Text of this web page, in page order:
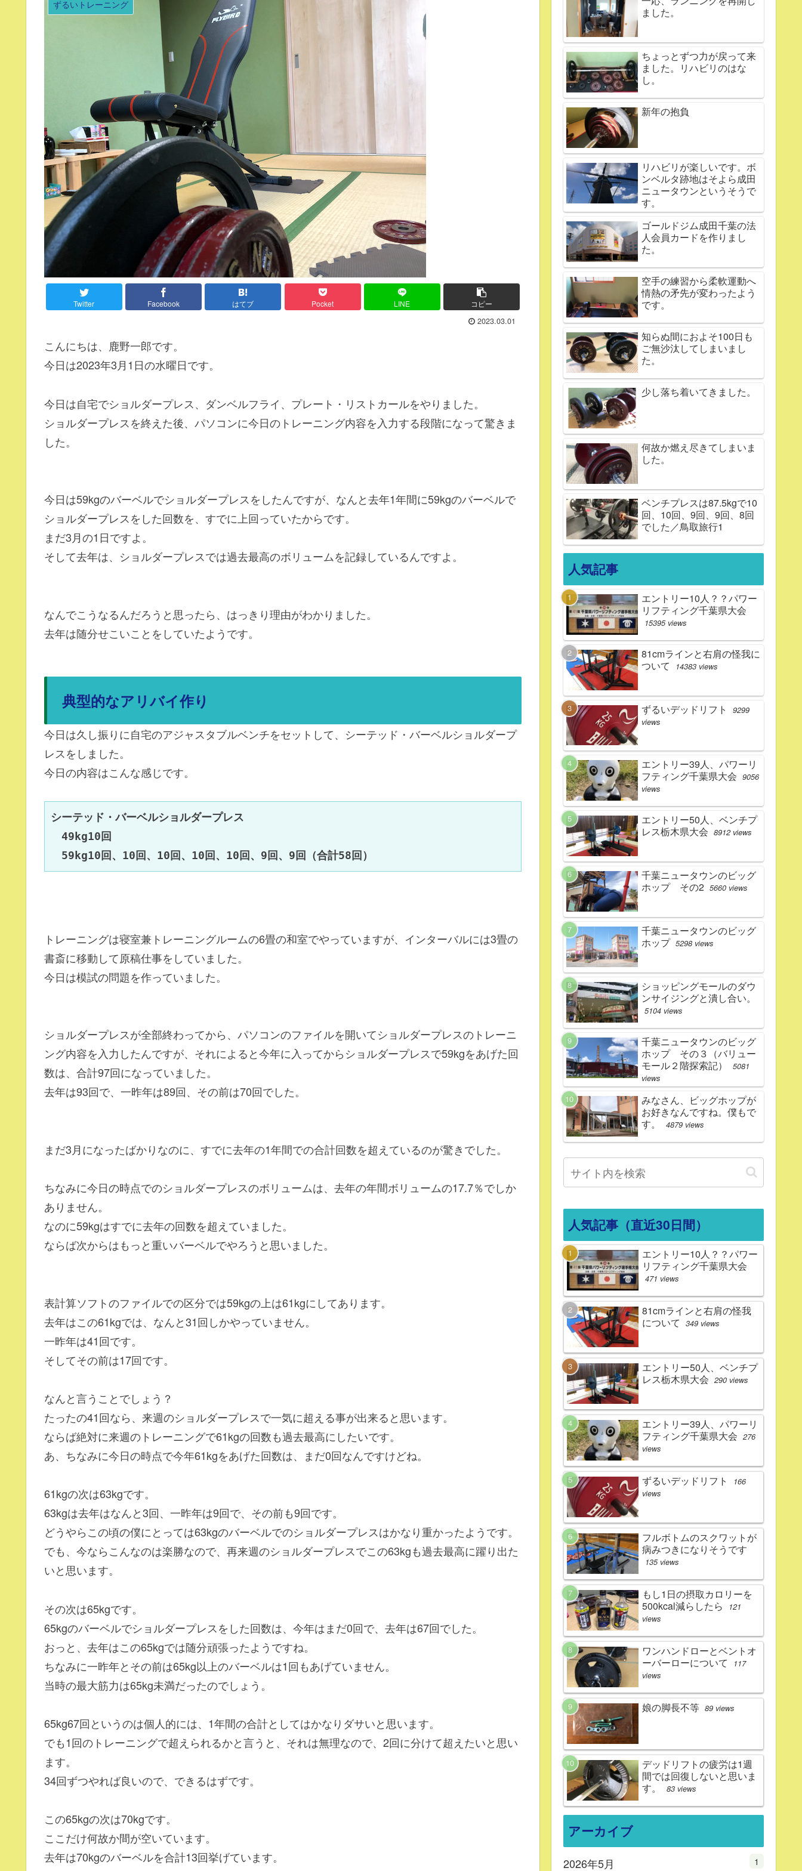
ずるいトレーニング
Twitter Facebook はてブ Pocket LINE コピー
2023.03.01
こんにちは、鹿野一郎です。
今日は2023年3月1日の水曜日です。
今日は自宅でショルダープレス、ダンベルフライ、プレート・リストカールをやりました。
ショルダープレスを終えた後、パソコンに今日のトレーニング内容を入力する段階になって驚きま
した。
今日は59kgのバーベルでショルダープレスをしたんですが、なんと去年1年間に59kgのバーベルで
ショルダープレスをした回数を、すでに上回っていたからです。
まだ3月の1日ですよ。
そして去年は、ショルダープレスでは過去最高のボリュームを記録しているんですよ。
なんでこうなるんだろうと思ったら、はっきり理由がわかりました。
去年は随分せこいことをしていたようです。
典型的なアリバイ作り
今日は久し振りに自宅のアジャスタブルベンチをセットして、シーテッド・バーベルショルダープ
レスをしました。
今日の内容はこんな感じです。
シーテッド・バーベルショルダープレス
49kg10回
トレーニングは寝室兼トレーニングルームの6畳の和室でやっていますが、インターバルには3畳の
書斎に移動して原稿仕事をしていました。
今日は模試の問題を作っていました。
ショルダープレスが全部終わってから、パソコンのファイルを開いてショルダープレスのトレーニ
ング内容を入力したんですが、それによると今年に入ってからショルダープレスで59kgをあげた回
数は、合計97回になっていました。
去年は93回で、一昨年は89回、その前は70回でした。
まだ3月になったばかりなのに、すでに去年の1年間での合計回数を超えているのが驚きでした。
ちなみに今日の時点でのショルダープレスのボリュームは、去年の年間ボリュームの17.7％でしか
ありません。
なのに59kgはすでに去年の回数を超えていました。
ならば次からはもっと重いバーベルでやろうと思いました。
表計算ソフトのファイルでの区分では59kgの上は61kgにしてあります。
去年はこの61kgでは、なんと31回しかやっていません。
一昨年は41回です。
そしてその前は17回です。
なんと言うことでしょう？
たったの41回なら、来週のショルダープレスで一気に超える事が出来ると思います。
ならば絶対に来週のトレーニングで61kgの回数も過去最高にしたいです。
あ、ちなみに今日の時点で今年61kgをあげた回数は、まだ0回なんですけどね。
61kgの次は63kgです。
63kgは去年はなんと3回、一昨年は9回で、その前も9回です。
どうやらこの頃の僕にとっては63kgのバーベルでのショルダープレスはかなり重かったようです。
でも、今ならこんなのは楽勝なので、再来週のショルダープレスでこの63kgも過去最高に躍り出た
いと思います。
その次は65kgです。
65kgのバーベルでショルダープレスをした回数は、今年はまだ0回で、去年は67回でした。
おっと、去年はこの65kgでは随分頑張ったようですね。
ちなみに一昨年とその前は65kg以上のバーベルは1回もあげていません。
当時の最大筋力は65kg未満だったのでしょう。
65kg67回というのは個人的には、1年間の合計としてはかなりダサいと思います。
でも1回のトレーニングで超えられるかと言うと、それは無理なので、2回に分けて超えたいと思い
ます。
34回ずつやれば良いので、できるはずです。
この65kgの次は70kgです。
ここだけ何故か間が空いています。
去年は70kgのバーベルを合計13回挙げています。
ました。
ちょっとずつ力が戻って来
ました。リハビリのはな
し。
新年の抱負
リハビリが楽しいです。ボ
ンベルタ跡地はそよら成田
ニュータウンというそうで
す。
ゴールドジム成田千葉の法
人会員カードを作りまし
た。
空手の練習から柔軟運動へ
情熱の矛先が変わったよう
です。
知らぬ間におよそ100日も
ご無沙汰してしまいまし
た。
少し落ち着いてきました。
何故か燃え尽きてしまいま
した。
ベンチプレスは87.5kgで10
回、10回、9回、9回、8回
でした／鳥取旅行1
人気記事
エントリー10人？？パワー
リフティング千葉県大会
15395 views
81cmラインと右肩の怪我に
ついて
14383 views
ずるいデッドリフト
9299
views
エントリー39人、パワーリ
フティング千葉県大会 9056
views
エントリー50人、ベンチプ
レス栃木県大会 8912 views
千葉ニュータウンのビッグ
ホップ その2 5660 views
千葉ニュータウンのビッグ
ホップ 5298 views
ショッピングモールのダウ
ンサイジングと潰し合い。
5104 views
千葉ニュータウンのビッグ
ホップ その３（バリュー
モール２階探索記）
5081
views
みなさん、ビッグホップが
お好きなんですね。僕もで
す。
4879 views
人気記事（直近30日間）
エントリー10人？？パワー
リフティング千葉県大会
471 views
81cmラインと右肩の怪我
について
349 views
エントリー50人、ベンチプ
レス栃木県大会 290 views
エントリー39人、パワーリ
フティング千葉県大会 276
views
ずるいデッドリフト
166
views
フルボトムのスクワットが
病みつきになりそうです
135 views
もし1日の摂取カロリーを
500kcal減らしたら
121
views
ワンハンドローとベントオ
ーバーローについて
117
views
娘の脚長不等 89 views
デッドリフトの疲労は1週
間では回復しないと思いま
す。
83 views
アーカイブ
2026年5月 1